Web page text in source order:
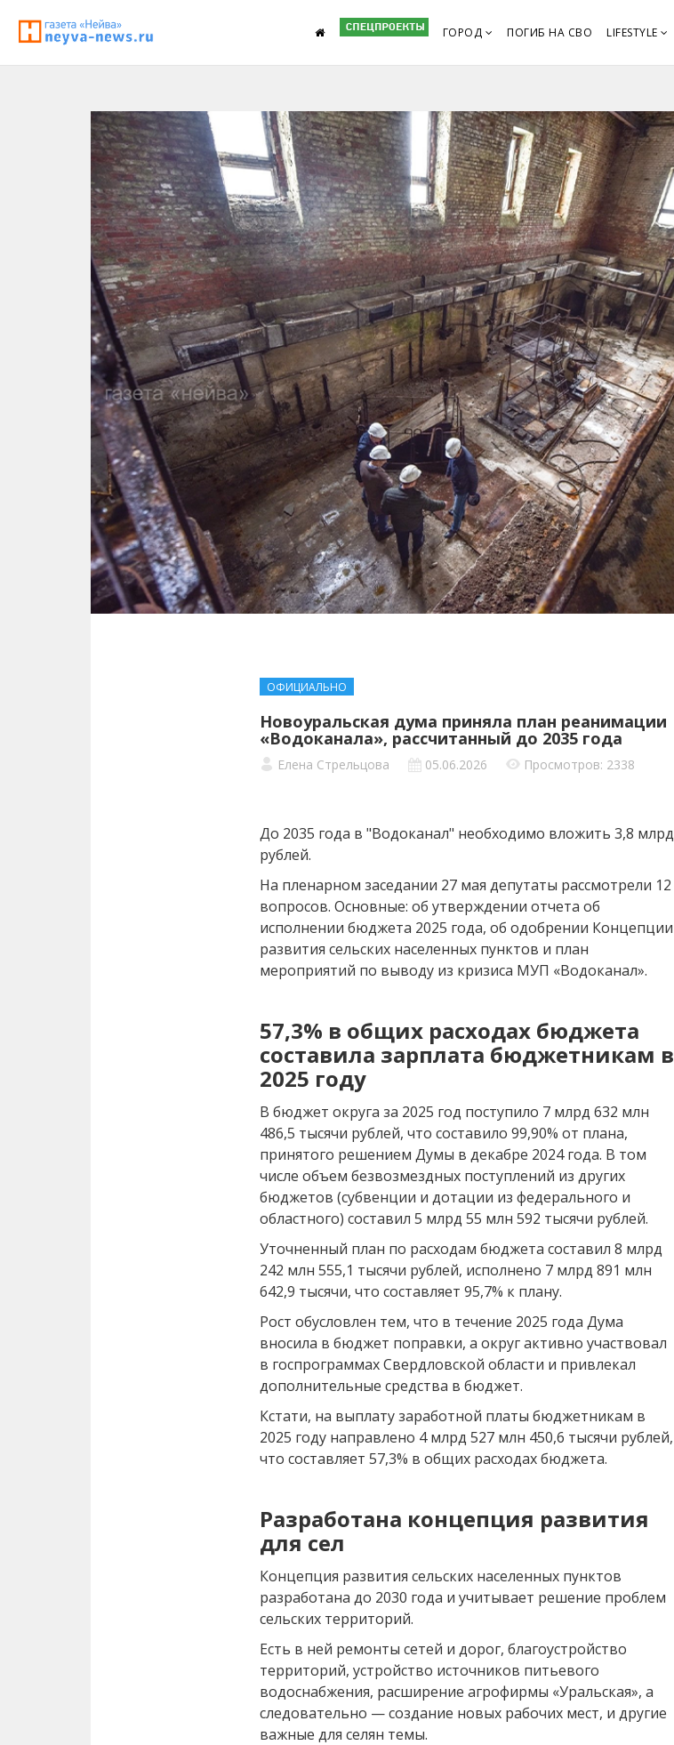
ГОРОД ПОГИБ НА СВО LIFESTYLE
ОФИЦИАЛЬНО
Новоуральская дума приняла план реанимации
«Водоканала», рассчитанный до 2035 года
Елена Стрельцова 05.06.2026 Просмотров: 2338
До 2035 года в "Водоканал" необходимо вложить 3,8 млрд
рублей.
На пленарном заседании 27 мая депутаты рассмотрели 12
вопросов. Основные: об утверждении отчета об
исполнении бюджета 2025 года, об одобрении Концепции
развития сельских населенных пунктов и план
мероприятий по выводу из кризиса МУП «Водоканал».
57,3% в общих расходах бюджета
составила зарплата бюджетникам в
2025 году
В бюджет округа за 2025 год поступило 7 млрд 632 млн
486,5 тысячи рублей, что составило 99,90% от плана,
принятого решением Думы в декабре 2024 года. В том
числе объем безвозмездных поступлений из других
бюджетов (субвенции и дотации из федерального и
областного) составил 5 млрд 55 млн 592 тысячи рублей.
Уточненный план по расходам бюджета составил 8 млрд
242 млн 555,1 тысячи рублей, исполнено 7 млрд 891 млн
642,9 тысячи, что составляет 95,7% к плану.
Рост обусловлен тем, что в течение 2025 года Дума
вносила в бюджет поправки, а округ активно участвовал
в госпрограммах Свердловской области и привлекал
дополнительные средства в бюджет.
Кстати, на выплату заработной платы бюджетникам в
2025 году направлено 4 млрд 527 млн 450,6 тысячи рублей,
что составляет 57,3% в общих расходах бюджета.
Разработана концепция развития
для сел
Концепция развития сельских населенных пунктов
разработана до 2030 года и учитывает решение проблем
сельских территорий.
Есть в ней ремонты сетей и дорог, благоустройство
территорий, устройство источников питьевого
водоснабжения, расширение агрофирмы «Уральская», а
следовательно — создание новых рабочих мест, и другие
важные для селян темы.